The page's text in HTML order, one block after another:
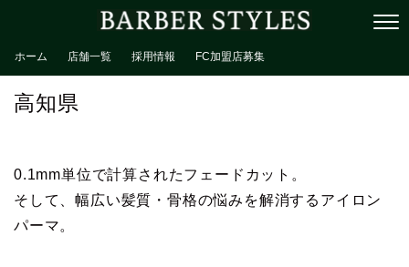
ホーム 店舗一覧 採用情報 FC加盟店募集
高知県
0.1mm単位で計算されたフェードカット。
そして、幅広い髪質・骨格の悩みを解消するアイロン
パーマ。